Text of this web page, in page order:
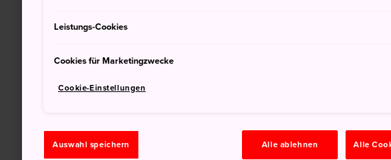
7 Aug (Freitag)
Leistungs-Cookies
Cookies für Marketingzwecke
Cookie-Einstellungen
Auswahl speichern Alle ablehnen Alle